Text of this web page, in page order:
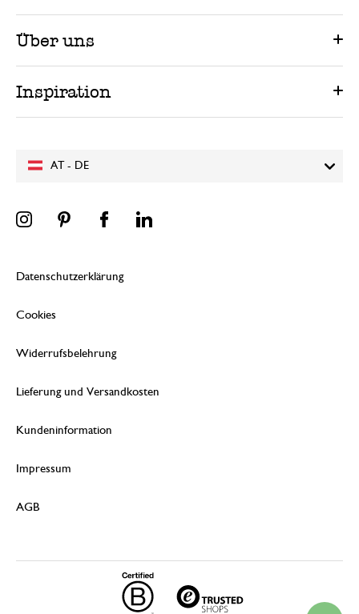
AT - DE
Über uns
Inspiration
Datenschutzerklärung
Cookies
Widerrufsbelehrung
Lieferung und Versandkosten
Kundeninformation
Impressum
AGB